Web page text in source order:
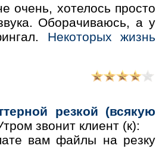
очень, хотелось просто
Оборачиваюсь, а у
Некоторых жизнь
резкой (всякую
звонит клиент (к):
вам файлы на резку